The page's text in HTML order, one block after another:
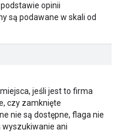
opinii
są podawane w skali od
jeśli jest to firma
czy zamknięte
nie są dostępne, flaga nie
ani